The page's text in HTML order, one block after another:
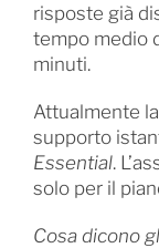
risposte già
tempo medio
minuti.
Attualmente
supporto
Essential.
solo per il
Cosa dicono